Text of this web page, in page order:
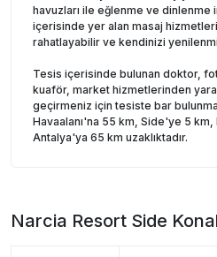
havuzları ile eğlenme ve dinlenme
içerisinde yer alan masaj
rahatlayabilir ve kendinizi
Tesis içerisinde bulunan doktor,
kuaför, market hizmetlerinden
geçirmeniz için tesiste bar
Havaalanı'na 55 km, Side'ye 5 km,
Antalya'ya 65 km uzaklıktadır.
Narcia Resort Side